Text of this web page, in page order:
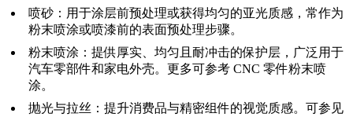
喷砂 ：用于涂层前预处理或获得均匀的亚光质感，常作为
粉末喷涂或喷漆前的表面预处理步骤。
粉末喷涂 ：提供厚实、均匀且耐冲击的保护层，广泛用于
汽车零部件和家电外壳。更多可参考 CNC 零件粉末喷
涂。
抛光与拉丝 ：提升消费品与精密组件的视觉质感。可参见